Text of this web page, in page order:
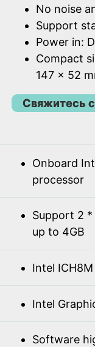
No noise
Support
Power in:
Compact
147 x 52
Свяжитесь
Onboard
processor
Support 2 *
up to 4GB
Intel ICH8M
Intel
Software